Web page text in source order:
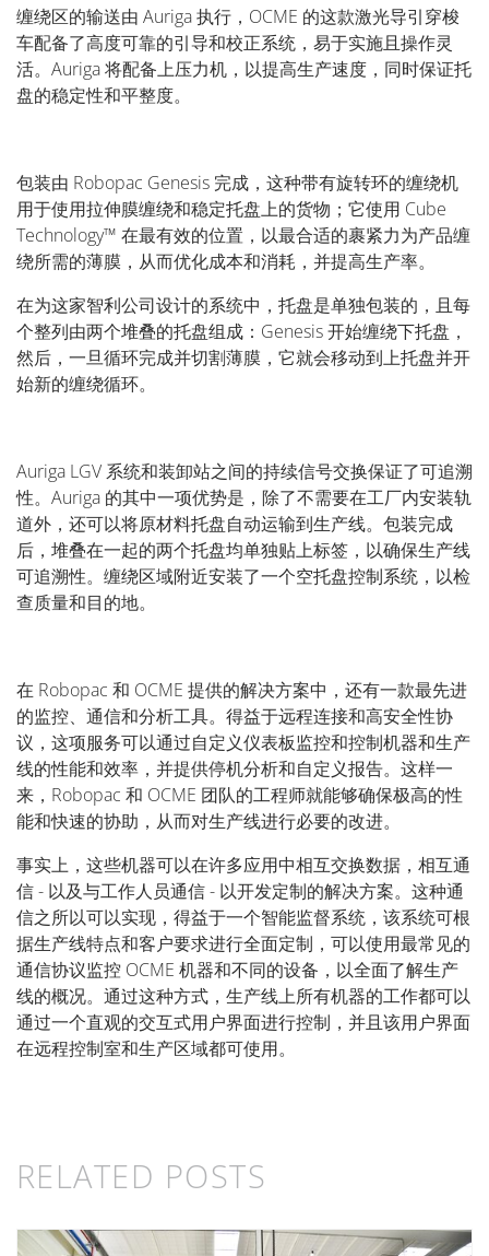
缠绕区的输送由 Auriga 执行，OCME 的这款激光导引穿梭
车配备了高度可靠的引导和校正系统，易于实施且操作灵
活。Auriga 将配备上压力机，以提高生产速度，同时保证托
盘的稳定性和平整度。
包装由 Robopac Genesis 完成，这种带有旋转环的缠绕机
用于使用拉伸膜缠绕和稳定托盘上的货物；它使用 Cube
Technology™ 在最有效的位置，以最合适的裹紧力为产品缠
绕所需的薄膜，从而优化成本和消耗，并提高生产率。
在为这家智利公司设计的系统中，托盘是单独包装的，且每
个整列由两个堆叠的托盘组成：Genesis 开始缠绕下托盘，
然后，一旦循环完成并切割薄膜，它就会移动到上托盘并开
始新的缠绕循环。
Auriga LGV 系统和装卸站之间的持续信号交换保证了可追溯
性。Auriga 的其中一项优势是，除了不需要在工厂内安装轨
道外，还可以将原材料托盘自动运输到生产线。包装完成
后，堆叠在一起的两个托盘均单独贴上标签，以确保生产线
可追溯性。缠绕区域附近安装了一个空托盘控制系统，以检
查质量和目的地。
在 Robopac 和 OCME 提供的解决方案中，还有一款最先进
的监控、通信和分析工具。得益于远程连接和高安全性协
议，这项服务可以通过自定义仪表板监控和控制机器和生产
线的性能和效率，并提供停机分析和自定义报告。这样一
来，Robopac 和 OCME 团队的工程师就能够确保极高的性
能和快速的协助，从而对生产线进行必要的改进。
事实上，这些机器可以在许多应用中相互交换数据，相互通
信 - 以及与工作人员通信 - 以开发定制的解决方案。这种通
信之所以可以实现，得益于一个智能监督系统，该系统可根
据生产线特点和客户要求进行全面定制，可以使用最常见的
通信协议监控 OCME 机器和不同的设备，以全面了解生产
线的概况。通过这种方式，生产线上所有机器的工作都可以
通过一个直观的交互式用户界面进行控制，并且该用户界面
在远程控制室和生产区域都可使用。
RELATED POSTS